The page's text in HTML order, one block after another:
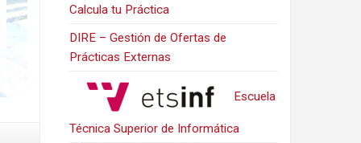
Calcula tu Práctica
DIRE – Gestión de Ofertas de
Prácticas Externas
Escuela
Técnica Superior de Informática